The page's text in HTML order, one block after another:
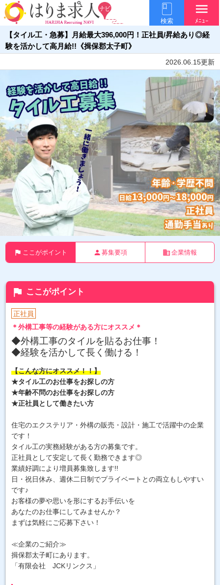
検索
menu
ﾒﾆｭｰ
【タイル工・急募】月給最大396,000円！正社員/昇給あり◎経
験を活かして高月給!!《揖保郡太子町》
2026.06.15更新
flag ここがポイント person 募集要項 business 企業情報
flag ここがポイント
正社員
＊外構工事等の経験がある方にオススメ＊
◆外構工事のタイルを貼るお仕事！
◆経験を活かして長く働ける！
【こんな方にオススメ！！】
★タイル工のお仕事をお探しの方
★年齢不問のお仕事をお探しの方
★正社員として働きたい方
住宅のエクステリア・外構の販売・設計・施工で活躍中の企業
です！
タイル工の実務経験がある方の募集です。
正社員として安定して長く勤務できます◎
業績好調により増員募集致します!!
日・祝日休み、週休二日制でプライベートとの両立もしやすい
です♪
お客様の夢や思いを形にするお手伝いを
あなたのお仕事にしてみませんか？
まずは気軽にご応募下さい！
≪企業のご紹介≫
揖保郡太子町にあります。
「有限会社 JCKリンクス」